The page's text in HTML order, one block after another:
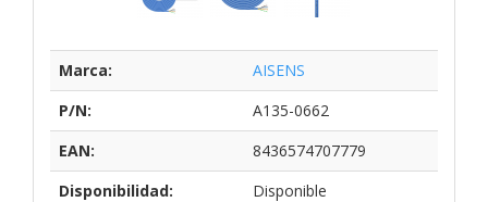
Marca:
AISENS
P/N:
A135-0662
EAN:
8436574707779
Disponibilidad:
Disponible